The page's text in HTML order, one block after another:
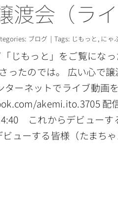
渡会（ラ
ブログ | Tags: じもっと , にゃ
じもっと」をご覧にな
ったのでは。 広い心で
ターネットでライブ動
akemi.ito.3705
これからデビュー
ューする皆様（たまち